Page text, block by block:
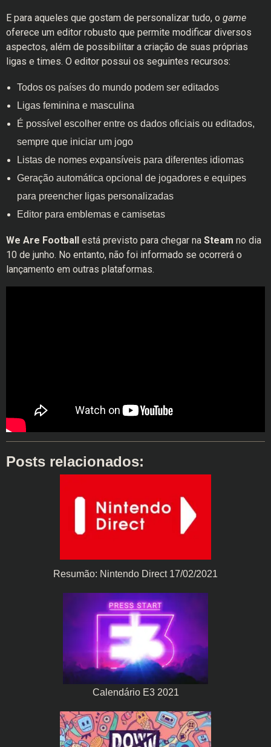
E para aqueles que gostam de personalizar tudo, o game
oferece um editor robusto que permite modificar diversos
aspectos, além de possibilitar a criação de suas próprias
ligas e times. O editor possui os seguintes recursos:
Todos os países do mundo podem ser editados
Ligas feminina e masculina
É possível escolher entre os dados oficiais ou editados,
sempre que iniciar um jogo
Listas de nomes expansíveis para diferentes idiomas
Geração automática opcional de jogadores e equipes
para preencher ligas personalizadas
Editor para emblemas e camisetas
We Are Football está previsto para chegar na Steam no dia
10 de junho. No entanto, não foi informado se ocorrerá o
lançamento em outras plataformas.
Posts relacionados:
Resumão: Nintendo Direct 17/02/2021
Calendário E3 2021